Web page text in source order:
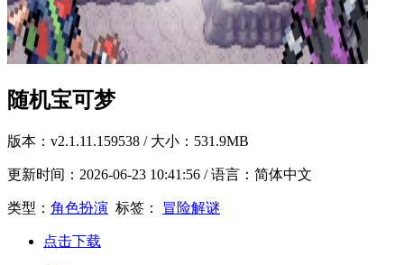
随机宝可梦
版本： v2.1.11.159538 / 大小：531.9MB
更新时间： 2026-06-23 10:41:56 / 语言：简体中文
类型： 角色扮演 标签： 冒险解谜
点击下载